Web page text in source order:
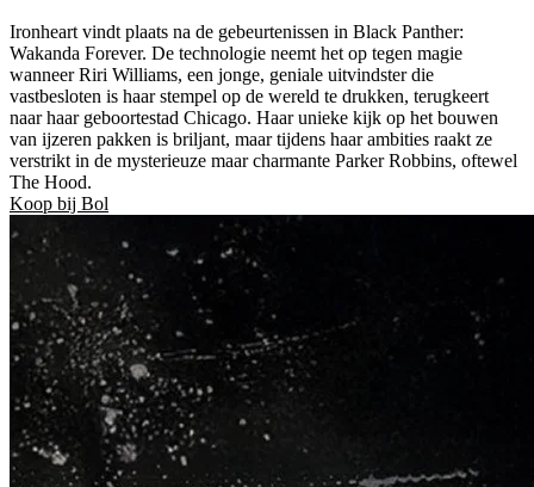
Ironheart vindt plaats na de gebeurtenissen in Black Panther:
Wakanda Forever. De technologie neemt het op tegen magie
wanneer Riri Williams, een jonge, geniale uitvindster die
vastbesloten is haar stempel op de wereld te drukken, terugkeert
naar haar geboortestad Chicago. Haar unieke kijk op het bouwen
van ijzeren pakken is briljant, maar tijdens haar ambities raakt ze
verstrikt in de mysterieuze maar charmante Parker Robbins, oftewel
The Hood.
Koop bij Bol